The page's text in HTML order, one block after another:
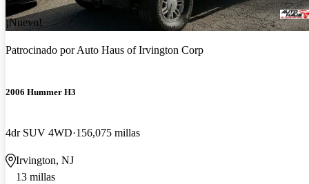
¡Nuevo!
Patrocinado porAuto Haus of Irvington Corp
2006 Hummer H3
4dr SUV 4WD 156,075 millas
Irvington, NJ
13 millas